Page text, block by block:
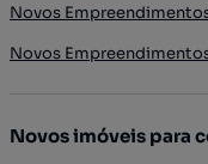
Novos
Novos
Novos imóveis para